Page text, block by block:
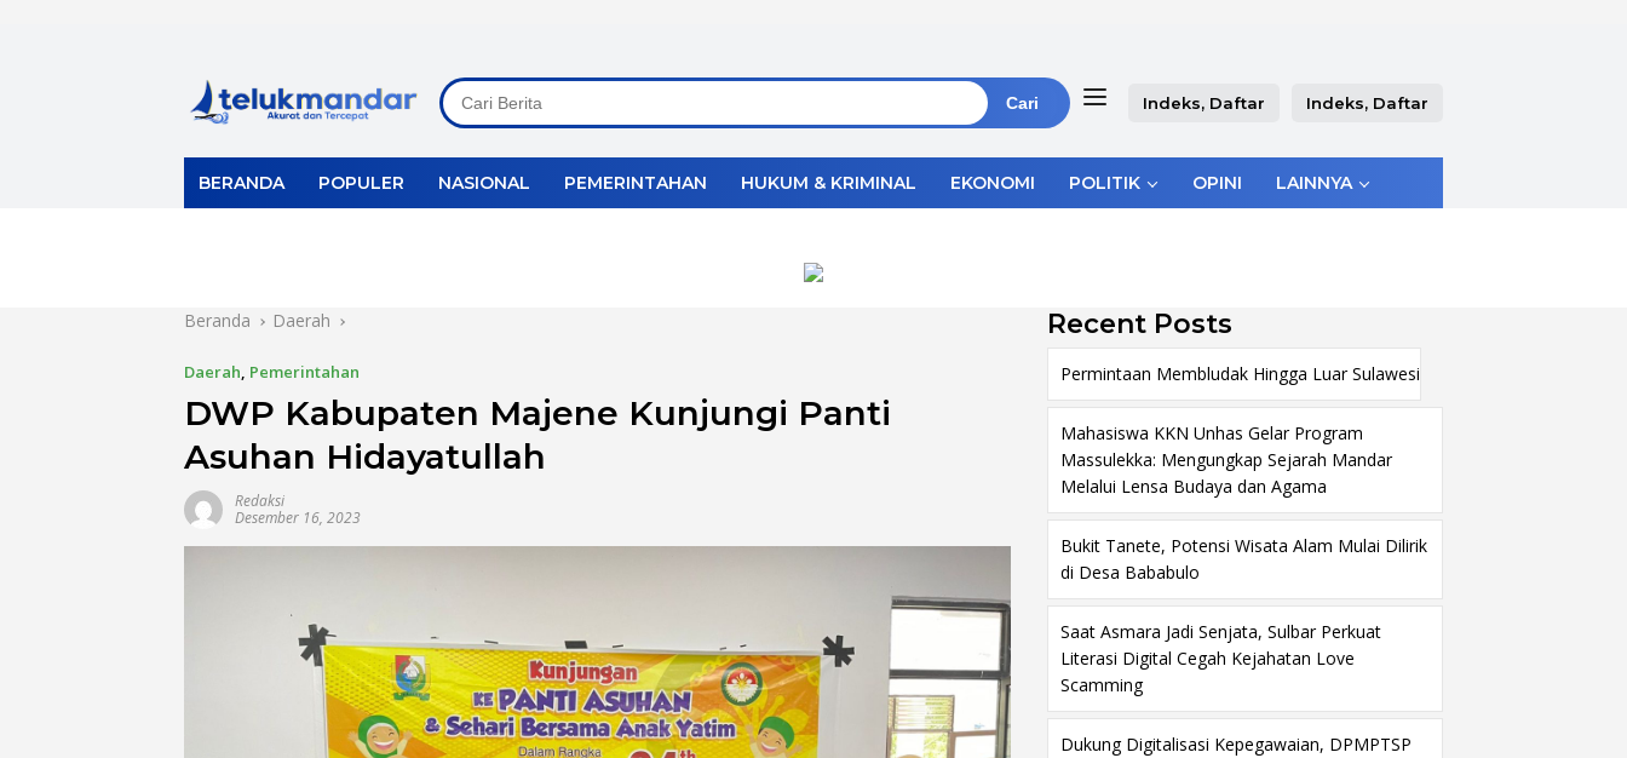
Cari Indeks, Daftar Indeks, Daftar
BERANDA POPULER NASIONAL PEMERINTAHAN HUKUM & KRIMINAL EKONOMI POLITIK OPINI LAINNYA
Beranda Daerah
Daerah, Pemerintahan
DWP Kabupaten Majene Kunjungi Panti
Asuhan Hidayatullah
Redaksi
Desember 16, 2023
Recent Posts
Permintaan Membludak Hingga Luar Sulawesi
Mahasiswa KKN Unhas Gelar Program
Massulekka: Mengungkap Sejarah Mandar
Melalui Lensa Budaya dan Agama
Bukit Tanete, Potensi Wisata Alam Mulai Dilirik
di Desa Bababulo
Saat Asmara Jadi Senjata, Sulbar Perkuat
Literasi Digital Cegah Kejahatan Love
Scamming
Dukung Digitalisasi Kepegawaian, DPMPTSP